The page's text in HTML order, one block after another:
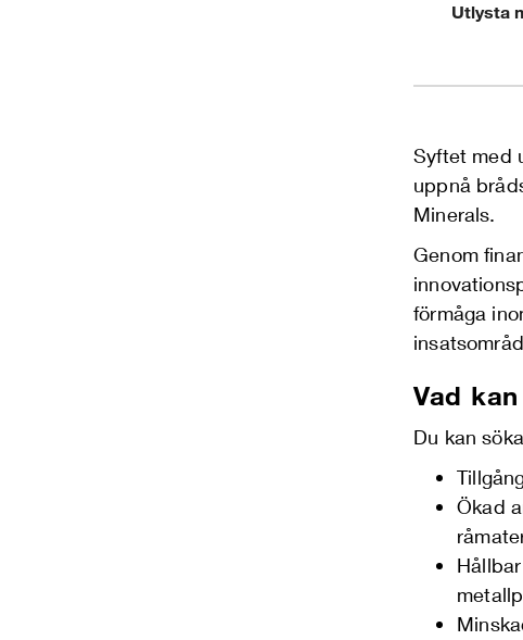
Utlysta
Syftet med
uppnå
Minerals.
Genom
förmåga
Vad
Du kan
Ökad